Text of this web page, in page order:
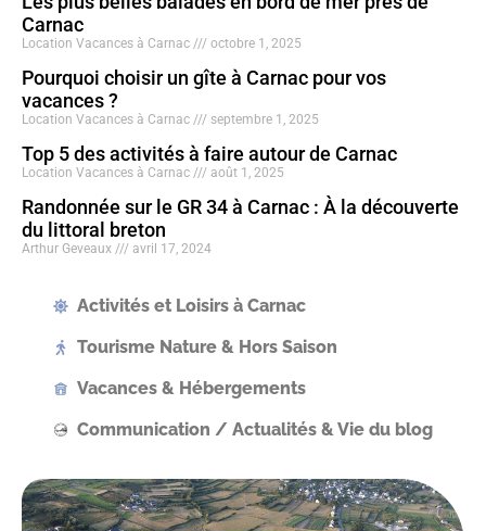
Carnac
Location Vacances à Carnac octobre 1, 2025
Pourquoi choisir un gîte à Carnac pour vos
vacances ?
Location Vacances à Carnac septembre 1, 2025
Top 5 des activités à faire autour de Carnac
Location Vacances à Carnac août 1, 2025
Randonnée sur le GR 34 à Carnac : À la découverte
du littoral breton
Arthur Geveaux avril 17, 2024
Activités et Loisirs à Carnac
Tourisme Nature & Hors Saison
Vacances & Hébergements
Communication / Actualités & Vie du blog